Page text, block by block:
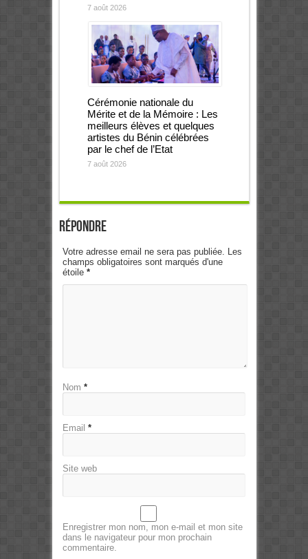
7 août 2026
Cérémonie nationale du
Mérite et de la Mémoire : Les
meilleurs élèves et quelques
artistes du Bénin célébrées
par le chef de l’Etat
7 août 2026
Répondre
Votre adresse email ne sera pas publiée. Les
champs obligatoires sont marqués d'une
étoile *
Nom *
Email *
Site web
Enregistrer mon nom, mon e-mail et mon site
dans le navigateur pour mon prochain
commentaire.